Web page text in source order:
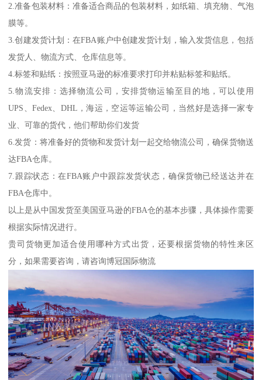
2.准备包装材料：准备适合商品的包装材料，如纸箱、填充物、气泡
膜等。
3.创建发货计划：在FBA账户中创建发货计划，输入发货信息，包括
发货人、物流方式、仓库信息等。
4.标签和贴纸：按照亚马逊的标准要求打印并粘贴标签和贴纸。
5.物流安排：选择物流公司，安排货物运输至目的地，可以使用
UPS、Fedex、DHL，海运，空运等运输公司，当然好是选择一家专
业、可靠的货代，他们帮助你们发货
6.发货：将准备好的货物和发货计划一起交给物流公司，确保货物送
达FBA仓库。
7.跟踪状态：在FBA账户中跟踪发货状态，确保货物已经送达并在
FBA仓库中。
以上是从中国发货至美国亚马逊的FBA仓的基本步骤，具体操作需要
根据实际情况进行。
贵司货物更加适合使用哪种方式出货，还要根据货物的特性来区
分，如果需要咨询，请咨询博冠国际物流